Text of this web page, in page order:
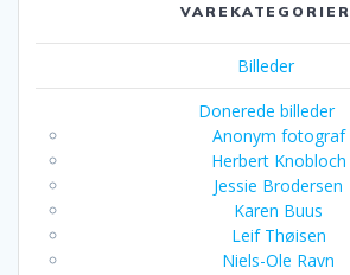
VAREKATEGORIER
Billeder
Donerede billeder
Anonym fotograf
Herbert Knobloch
Jessie Brodersen
Karen Buus
Leif Thøisen
Niels-Ole Ravn